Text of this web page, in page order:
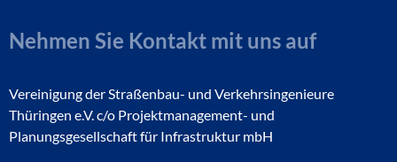
Nehmen Sie Kontakt mit uns auf
Vereinigung der Straßenbau- und Verkehrsingenieure
Thüringen e.V. c/o Projektmanagement- und
Planungsgesellschaft für Infrastruktur mbH